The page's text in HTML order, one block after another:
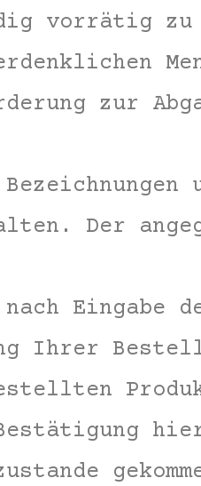
vorrätig zu
zur
Der
Eingabe
Ihrer